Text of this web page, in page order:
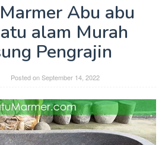
Abu abu
alam Murah
Pengrajin
Posted onSeptember 14, 2022